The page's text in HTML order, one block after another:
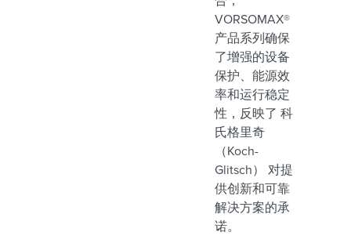
VORSOMAX®
产品系列确保
了增强的设备
保护、能源效
率和运行稳定
性，反映了 科
氏格里奇
（Koch-
Glitsch） 对提
供创新和可靠
解决方案的承
诺。